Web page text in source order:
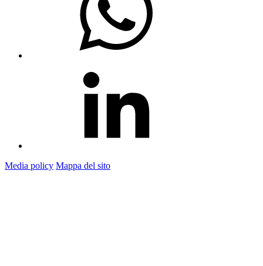
Media policy Mappa del sito